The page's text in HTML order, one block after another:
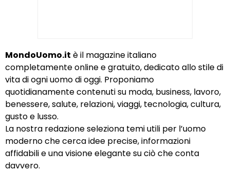
MondoUomo.it è il magazine italiano
completamente online e gratuito, dedicato allo stile di
vita di ogni uomo di oggi. Proponiamo
quotidianamente contenuti su moda, business, lavoro,
benessere, salute, relazioni, viaggi, tecnologia, cultura,
gusto e lusso.
La nostra redazione seleziona temi utili per l’uomo
moderno che cerca idee precise, informazioni
affidabili e una visione elegante su ciò che conta
davvero.